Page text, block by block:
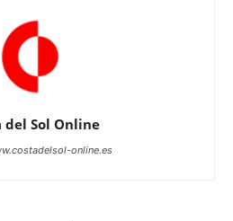
del Sol Online
online.es